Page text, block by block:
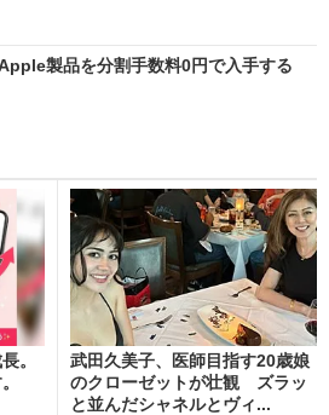
製品を分割手数料0円で入手する
。
武田久美子、医師目指す20歳娘
のクローゼットが壮観 ズラッ
と並んだシャネルとヴィ...